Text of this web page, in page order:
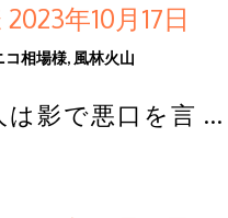
年10月17日
コ相場様, 風林火山
は影で悪口を言 …